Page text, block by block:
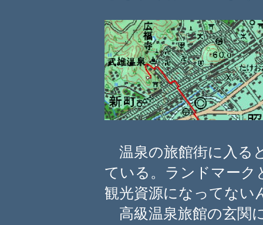
温泉の旅館街に入る
ている。ランドマーク
観光資源になってない
高級温泉旅館の玄関